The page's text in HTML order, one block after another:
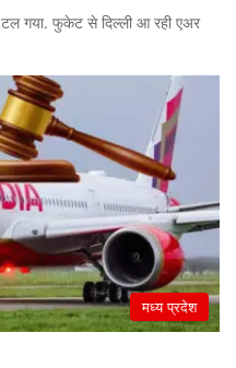
टल गया. फुकेट से दिल्ली आ रही एअर
मध्य प्रदेश